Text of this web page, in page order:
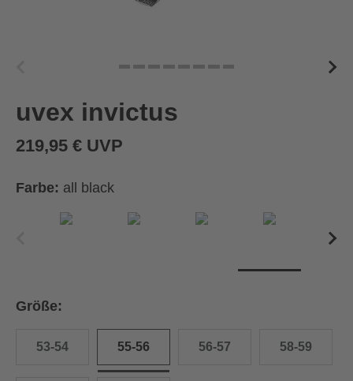
uvex invictus
219,95 € UVP
Farbe: all black
Größe:
53-54 55-56 56-57 58-59